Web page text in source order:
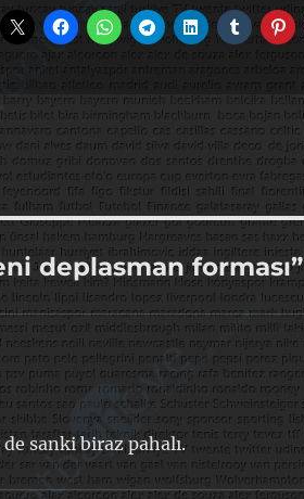
deplasman
sanki biraz pahalı.